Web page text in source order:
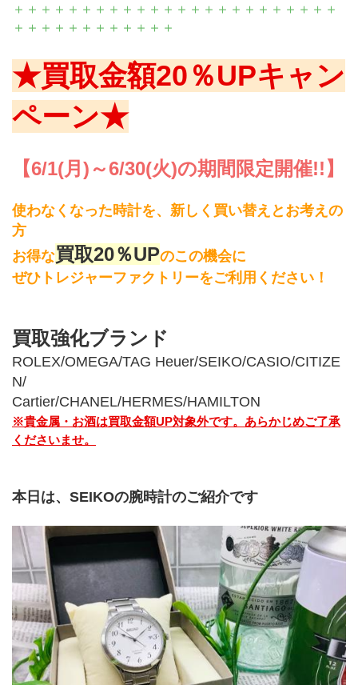
＋＋＋＋＋＋＋＋＋＋＋＋＋＋＋＋＋＋＋＋＋＋＋＋
＋＋＋＋＋＋＋＋＋＋＋＋
★買取金額20％UPキャン
ペーン★
【6/1(月)～6/30(火)の期間限定開催!!】
使わなくなった時計を、新しく買い替えとお考えの
方
お得な買取20％UPのこの機会に
ぜひトレジャーファクトリーをご利用ください！
買取強化ブランド
ROLEX/OMEGA/TAG Heuer/SEIKO/CASIO/CITIZE
N/
Cartier/CHANEL/HERMES/HAMILTON
※貴金属・お酒は買取金額UP対象外です。あらかじめご了承
くださいませ。
本日は、SEIKOの腕時計のご紹介です